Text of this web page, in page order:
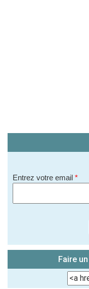
Entrez votre email *
Faire